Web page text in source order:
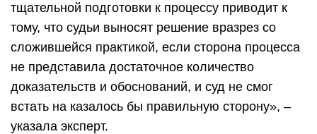
тщательной подготовки к процессу приводит к
тому, что судьи выносят решение вразрез со
сложившейся практикой, если сторона процесса
не представила достаточное количество
доказательств и обоснований, и суд не смог
встать на казалось бы правильную сторону», –
указала эксперт.